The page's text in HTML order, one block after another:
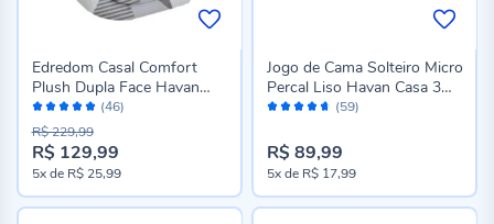
Avaliação:
98%
(46)
Edredom Casal Comfort
Plush Dupla Face Havan
Casa - Storm Cinza
Preço
especial
R$ 129,99
R$ 229,99
5xde R$ 25,99
Avaliação: (59)
Jogo de Cama Solteiro Micro
Percal Liso Havan Casa 3
Peças - Cinza Escuro 2
R$ 89,99
5xde R$ 17,99